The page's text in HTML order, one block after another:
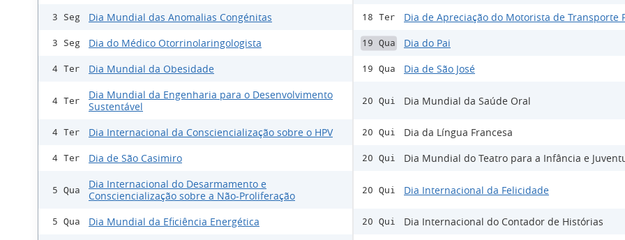
3 Seg Dia Mundial das Anomalias Congénitas
3 Seg Dia do Médico Otorrinolaringologista
4 Ter Dia Mundial da Obesidade
4 Ter
Dia Mundial da Engenharia para o Desenvolvimento
Sustentável
4 Ter Dia Internacional da Consciencialização sobre o HPV
4 Ter Dia de São Casimiro
5 Qua
Dia Internacional do Desarmamento e
Consciencialização sobre a Não-Proliferação
5 Qua Dia Mundial da Eficiência Energética
18 Ter Dia de Apreciação do Motorista de Transporte
19 Qua Dia do Pai
19 Qua Dia de São José
20 Qui Dia Mundial da Saúde Oral
20 Qui Dia da Língua Francesa
20 Qui Dia Mundial do Teatro para a Infância e
20 Qui Dia Internacional da Felicidade
20 Qui Dia Internacional do Contador de Histórias